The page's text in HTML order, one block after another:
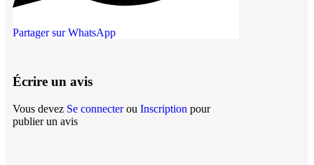
Partager sur WhatsApp
Écrire un avis
Vous devez Se connecterou Inscription pour
publier un avis